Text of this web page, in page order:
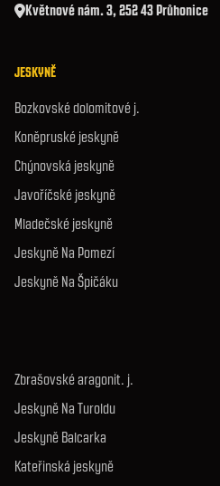
Květnové nám. 3, 252 43 Průhonice
JESKYNĚ
Bozkovské dolomitové j.
Koněpruské jeskyně
Chýnovská jeskyně
Javoříčské jeskyně
Mladečské jeskyně
Jeskyně Na Pomezí
Jeskyně Na Špičáku
Zbrašovské aragonit. j.
Jeskyně Na Turoldu
Jeskyně Balcarka
Kateřinská jeskyně